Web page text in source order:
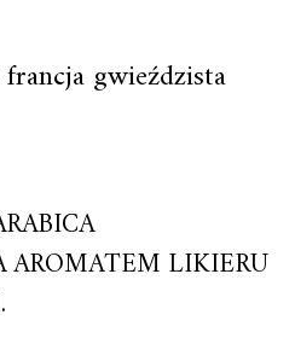
gwieździsta
AROMATEM LIKIERU